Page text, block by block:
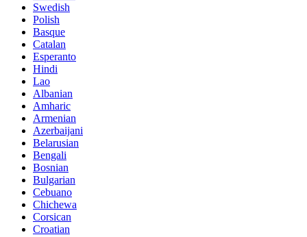
Swedish
Polish
Basque
Catalan
Esperanto
Hindi
Lao
Albanian
Amharic
Armenian
Azerbaijani
Belarusian
Bengali
Bosnian
Bulgarian
Cebuano
Chichewa
Corsican
Croatian